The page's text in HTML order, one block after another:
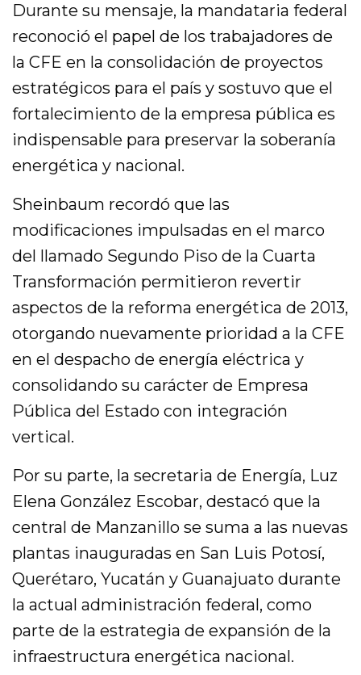
Durante su mensaje, la mandataria federal
reconoció el papel de los trabajadores de
la CFE en la consolidación de proyectos
estratégicos para el país y sostuvo que el
fortalecimiento de la empresa pública es
indispensable para preservar la soberanía
energética y nacional.
Sheinbaum recordó que las
modificaciones impulsadas en el marco
del llamado Segundo Piso de la Cuarta
Transformación permitieron revertir
aspectos de la reforma energética de 2013,
otorgando nuevamente prioridad a la CFE
en el despacho de energía eléctrica y
consolidando su carácter de Empresa
Pública del Estado con integración
vertical.
Por su parte, la secretaria de Energía, Luz
Elena González Escobar, destacó que la
central de Manzanillo se suma a las nuevas
plantas inauguradas en San Luis Potosí,
Querétaro, Yucatán y Guanajuato durante
la actual administración federal, como
parte de la estrategia de expansión de la
infraestructura energética nacional.